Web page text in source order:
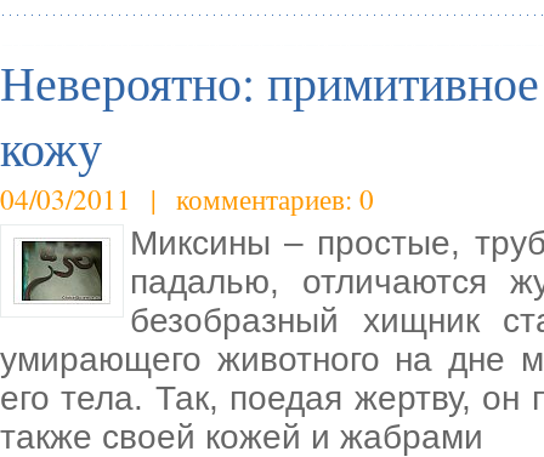
Невероятно:
кожу
04/03/2011 | комментариев: 0
Миксины – простые,
падалью, отличаются
безобразный хищник
умирающего животного на дне
его тела. Так, поедая жертву, он
также своей кожей и жабрами